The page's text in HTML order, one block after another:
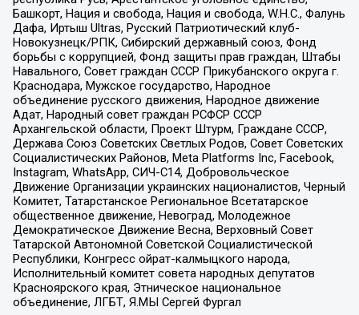
Башкорт, Нация и свобода, Нация и свобода, W.H.С., Фалунь
Дафа, Иртыш Ultras, Русский Патриотический клуб-
Новокузнецк/РПК, Сибирский державный союз, Фонд
борьбы с коррупцией, Фонд защиты прав граждан, Штабы
Навального, Совет граждан СССР Прикубанского округа г.
Краснодара, Мужское государство, Народное
объединение русского движения, Народное движение
Адат, Народный совет граждан РСФСР СССР
Архангельской области, Проект Штурм, Граждане СССР,
Держава Союз Советских Светлых Родов, Совет Советских
Социалистических Районов, Meta Platforms Inc, Facebook,
Instagram, WhatsApp, СИЧ-С14, Добровольческое
Движение Организации украинских националистов, Черный
Комитет, Татарстанское Региональное Всетатарское
общественное движение, Невоград, Молодежное
Демократическое Движение Весна, Верховный Совет
Татарской Автономной Советской Социалистической
Республики, Конгресс ойрат-калмыцкого народа,
Исполнительный комитет совета народных депутатов
Красноярского края, Этническое национальное
объединение, ЛГБТ, Я.МЫ Сергей Фургал